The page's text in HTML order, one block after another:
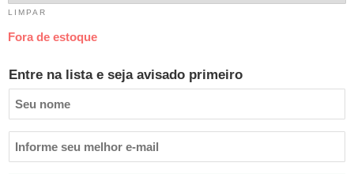
LIMPAR
Fora de estoque
Entre na lista e seja avisado primeiro